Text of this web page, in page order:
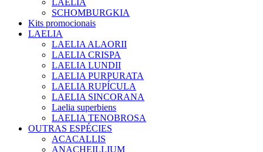
SCHOMBURGKIA
Kits promocionais
LAELIA
LAELIA ALAORII
LAELIA CRISPA
LAELIA LUNDII
LAELIA PURPURATA
LAELIA RUPÍCULA
LAELIA SINCORANA
Laelia superbiens
LAELIA TENOBROSA
OUTRAS ESPÉCIES
ACACALLIS
ANACHEILLIUM